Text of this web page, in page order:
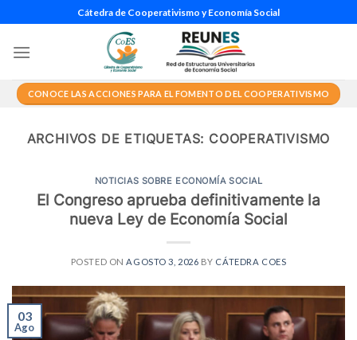
al
contenido
Cátedra de Cooperativismo y Economía Social
CONOCE LAS ACCIONES PARA EL FOMENTO DEL COOPERATIVISMO
ARCHIVOS DE ETIQUETAS: COOPERATIVISMO
NOTICIAS SOBRE ECONOMÍA SOCIAL
El Congreso aprueba definitivamente la
nueva Ley de Economía Social
POSTED ON AGOSTO 3, 2026 BY CÁTEDRA COES
03
Ago